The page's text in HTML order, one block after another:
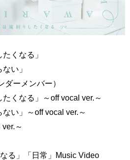
くなる」
い」
ーメンバー）
くなる」～off vocal ver.～
い」～off vocal ver.～
～
る」「日常」Music Video